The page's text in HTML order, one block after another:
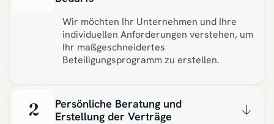
Wir möchten Ihr Unternehmen und Ihre
individuellen Anforderungen verstehen, um
Ihr maßgeschneidertes
Beteiligungsprogramm zu erstellen.
2
Persönliche Beratung und
Erstellung der Verträge